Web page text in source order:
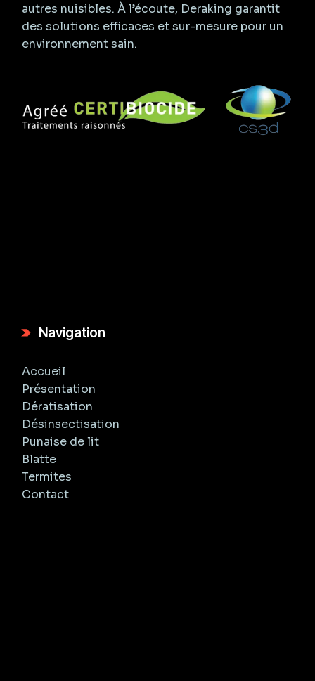
autres nuisibles. À l’écoute, Deraking garantit
des solutions efficaces et sur-mesure pour un
environnement sain.
Navigation
Accueil
Présentation
Dératisation
Désinsectisation
Punaise de lit
Blatte
Termites
Contact